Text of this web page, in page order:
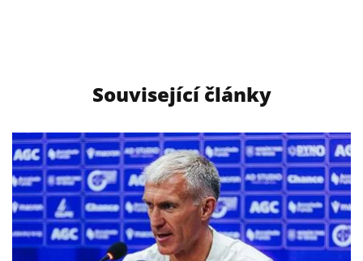
Související články